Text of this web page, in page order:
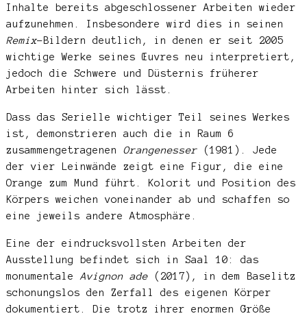
Inhalte bereits abgeschlossener Arbeiten wieder
aufzunehmen. Insbesondere wird dies in seinen
Remix-Bildern deutlich, in denen er seit 2005
wichtige Werke seinesŒuvres neu interpretiert,
jedoch die Schwere und Düsternis früherer
Arbeiten hinter sich lässt.
Dass das Serielle wichtiger Teil seines Werkes
ist, demonstrieren auch die in Raum 6
zusammengetragenen Orangenesser(1981). Jede
der vier Leinwände zeigt eine Figur, die eine
Orange zum Mund führt. Kolorit und Position des
Körpers weichen voneinander ab und schaffen so
eine jeweils andere Atmosphäre.
Eine der eindrucksvollsten Arbeiten der
Ausstellung befindet sich in Saal 10: das
monumentale Avignon ade(2017), in dem Baselitz
schonungslos den Zerfall des eigenen Körper
dokumentiert. Die trotz ihrer enormen Größe